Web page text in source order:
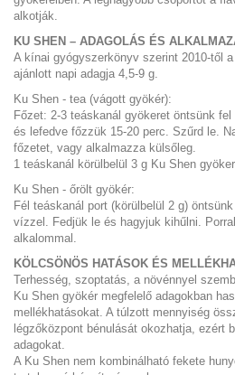
alkotják.
KU SHEN – ADAGOLÁS ÉS
A kínai gyógyszerkönyv szerint 2010-től
ajánlott napi adagja 4,5-9 g.
Ku Shen - tea (vágott gyökér):
Főzet: 2-3 teáskanál gyökeret öntsünk
és lefedve főzzük 15-20 perc. Szűrd le.
főzetet, vagy alkalmazza külsőleg.
1 teáskanál körülbelül 3 g Ku Shen
Ku Shen - őrölt gyökér:
Fél teáskanál port (körülbelül 2 g)
vízzel. Fedjük le és hagyjuk kihűlni.
alkalommal.
KÖLCSÖNÖS HATÁSOK ÉS
Terhesség, szoptatás, a növénnyel
Ku Shen gyökér megfelelő adagokban
mellékhatásokat. A túlzott mennyiség
légzőközpont bénulását okozhatja, ezért
adagokat.
A Ku Shen nem kombinálható fekete